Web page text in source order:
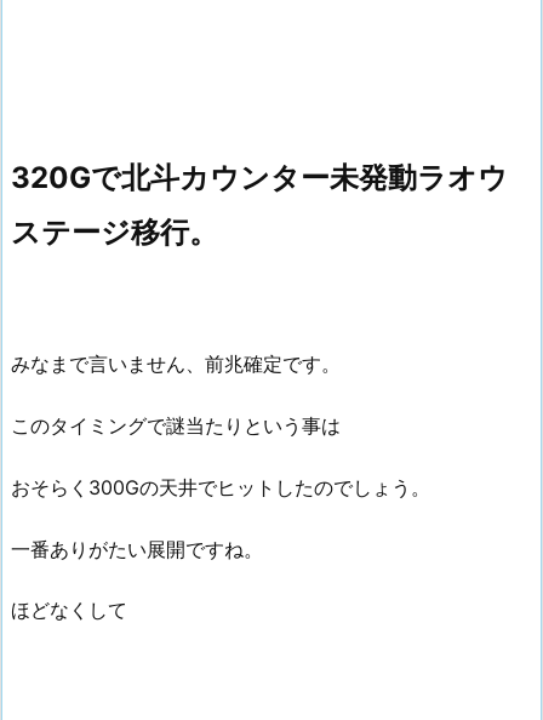
320Gで北斗カウンター未発動ラオウ
ステージ移行。
みなまで言いません、前兆確定です。
このタイミングで謎当たりという事は
おそらく300Gの天井でヒットしたのでしょう。
一番ありがたい展開ですね。
ほどなくして